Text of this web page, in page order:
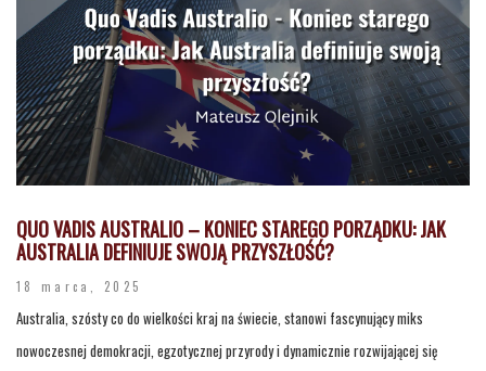
QUO VADIS AUSTRALIO – KONIEC STAREGO PORZĄDKU: JAK
AUSTRALIA DEFINIUJE SWOJĄ PRZYSZŁOŚĆ?
18 marca, 2025
Australia, szósty co do wielkości kraj na świecie, stanowi fascynujący miks
nowoczesnej demokracji, egzotycznej przyrody i dynamicznie rozwijającej się